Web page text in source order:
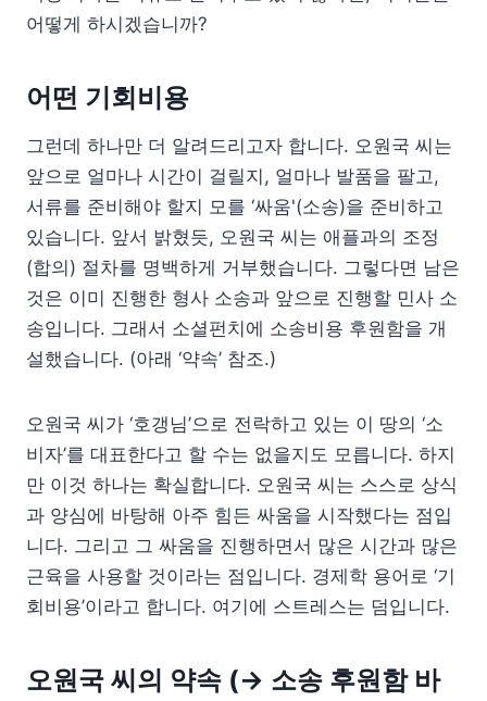
어떻게 하시겠습니까?
어떤 기회비용
그런데 하나만 더 알려드리고자 합니다. 오원국 씨는
앞으로 얼마나 시간이 걸릴지, 얼마나 발품을 팔고,
서류를 준비해야 할지 모를 ‘싸움'(소송)을 준비하고
있습니다. 앞서 밝혔듯, 오원국 씨는 애플과의 조정
(합의) 절차를 명백하게 거부했습니다. 그렇다면 남은
것은 이미 진행한 형사 소송과 앞으로 진행할 민사 소
송입니다. 그래서 소셜펀치에 소송비용 후원함을 개
설했습니다. (아래 ‘약속’ 참조.)
오원국 씨가 ‘호갱님’으로 전락하고 있는 이 땅의 ‘소
비자’를 대표한다고 할 수는 없을지도 모릅니다. 하지
만 이것 하나는 확실합니다. 오원국 씨는 스스로 상식
과 양심에 바탕해 아주 힘든 싸움을 시작했다는 점입
니다. 그리고 그 싸움을 진행하면서 많은 시간과 많은
근육을 사용할 것이라는 점입니다. 경제학 용어로 ‘기
회비용’이라고 합니다. 여기에 스트레스는 덤입니다.
오원국 씨의 약속 (→ 소송 후원함 바